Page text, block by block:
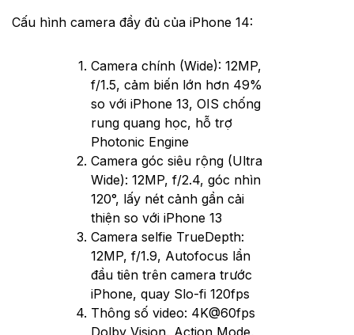
Cấu hình camera đầy đủ của iPhone 14:
Camera chính (Wide): 12MP,
f/1.5, cảm biến lớn hơn 49%
so với iPhone 13, OIS chống
rung quang học, hỗ trợ
Photonic Engine
Camera góc siêu rộng (Ultra
Wide): 12MP, f/2.4, góc nhìn
120°, lấy nét cảnh gần cải
thiện so với iPhone 13
Camera selfie TrueDepth:
12MP, f/1.9, Autofocus lần
đầu tiên trên camera trước
iPhone, quay Slo-fi 120fps
Thông số video: 4K@60fps
Dolby Vision, Action Mode,